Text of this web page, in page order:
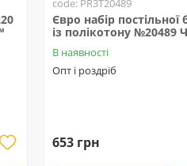
code: PR3T20489
Євро набір постільної
із полікотону №20489
В наявності
Опт і роздріб
653 грн